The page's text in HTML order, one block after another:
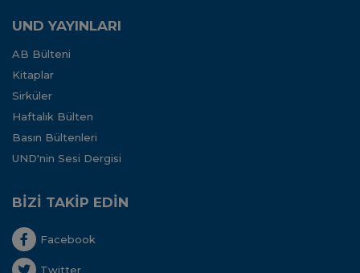
UND YAYINLARI
AB Bülteni
Kitaplar
Sirküler
Haftalık Bülten
Basın Bültenleri
UND'nin Sesi Dergisi
BİZİ TAKİP EDİN
Facebook
Twitter